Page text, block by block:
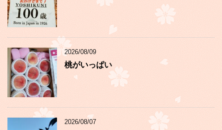
2026/08/09
桃がいっぱい
2026/08/07